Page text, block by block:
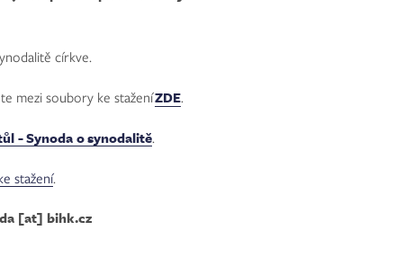
církve.
mezi soubory ke staženíZDE.
- Synoda o synodalitě.
stažení.
[at] bihk.cz